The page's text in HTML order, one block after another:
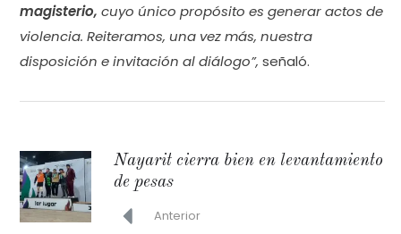
magisterio, cuyo único propósito es generar actos de
violencia. Reiteramos, una vez más, nuestra
disposición e invitación al diálogo”, señaló.
Nayarit cierra bien en levantamiento
de pesas
Anterior